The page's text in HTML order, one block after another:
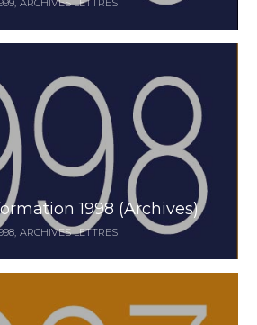
ARCHIVES LETTRES
1998 (Archives)
ARCHIVES LETTRES